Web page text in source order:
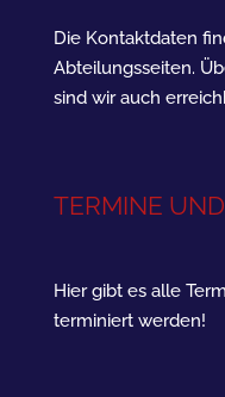
Die Kontaktdaten
Abteilungsseiten.
sind wir auch
TERMINE
Hier gibt es alle
terminiert werden!